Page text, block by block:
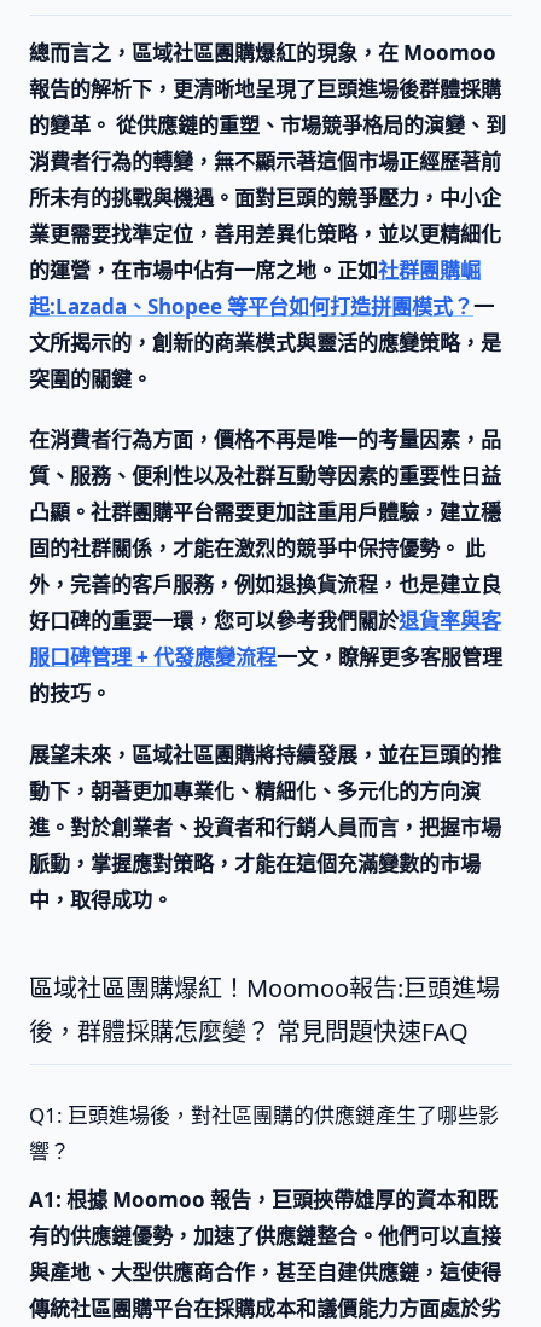
總而言之， 區域社區團購爆紅的現象，在 Moomoo
報告的解析下，更清晰地呈現了巨頭進場後群體採購
的變革。 從供應鏈的重塑、市場競爭格局的演變、到
消費者行為的轉變，無不顯示著這個市場正經歷著前
所未有的挑戰與機遇。面對巨頭的競爭壓力，中小企
業更需要找準定位，善用差異化策略，並以更精細化
的運營，在市場中佔有一席之地。正如社群團購崛
起:Lazada、Shopee 等平台如何打造拼團模式？一
文所揭示的，創新的商業模式與靈活的應變策略，是
突圍的關鍵。
在消費者行為方面，價格不再是唯一的考量因素，品
質、服務、便利性以及社群互動等因素的重要性日益
凸顯。社群團購平台需要更加註重用戶體驗，建立穩
固的社群關係，才能在激烈的競爭中保持優勢。 此
外，完善的客戶服務，例如退換貨流程，也是建立良
好口碑的重要一環，您可以參考我們關於退貨率與客
服口碑管理 + 代發應變流程一文，瞭解更多客服管理
的技巧。
展望未來， 區域社區團購將持續發展，並在巨頭的推
動下，朝著更加專業化、精細化、多元化的方向演
進。對於創業者、投資者和行銷人員而言，把握市場
脈動，掌握應對策略，才能在這個充滿變數的市場
中，取得成功。
區域社區團購爆紅！Moomoo報告:巨頭進場
後，群體採購怎麼變？ 常見問題快速FAQ
Q1: 巨頭進場後，對社區團購的供應鏈產生了哪些影
響？
A1: 根據 Moomoo 報告，巨頭挾帶雄厚的資本和既
有的供應鏈優勢，加速了供應鏈整合。他們可以直接
與產地、大型供應商合作，甚至自建供應鏈，這使得
傳統社區團購平台在採購成本和議價能力方面處於劣